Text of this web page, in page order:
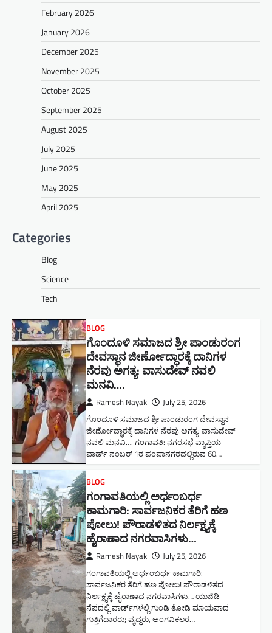
February 2026
January 2026
December 2025
November 2025
October 2025
September 2025
August 2025
July 2025
June 2025
May 2025
April 2025
Categories
Blog
Science
Tech
BLOG
ಗೊಂದೂಳಿ ಸಮಾಜದ ಶ್ರೀ ಪಾಂಡುರಂಗ
ದೇವಸ್ಥಾನ ಜೀರ್ಣೋದ್ಧಾರಕ್ಕೆ ದಾನಿಗಳ
ನೆರವು ಅಗತ್ಯ: ವಾಸುದೇವ್ ನವಲಿ
ಮನವಿ​….
Ramesh Nayak July 25, 2026
ಗೊಂದೂಳಿ ಸಮಾಜದ ಶ್ರೀ ಪಾಂಡುರಂಗ ದೇವಸ್ಥಾನ
ಜೀರ್ಣೋದ್ಧಾರಕ್ಕೆ ದಾನಿಗಳ ನೆರವು ಅಗತ್ಯ: ವಾಸುದೇವ್
ನವಲಿ ಮನವಿ​…. ಗಂಗಾವತಿ: ​ನಗರಸಭೆ ವ್ಯಾಪ್ತಿಯ
ವಾರ್ಡ್ ನಂಬರ್ 1ರ ಪಂಪಾನಗರದಲ್ಲಿರುವ 60…
BLOG
ಗಂಗಾವತಿಯಲ್ಲಿ ಅರ್ಧಂಬರ್ಧ
ಕಾಮಗಾರಿ: ಸಾರ್ವಜನಿಕರ ತೆರಿಗೆ ಹಣ
ಪೋಲು! ಪೌರಾಡಳಿತದ ನಿರ್ಲಕ್ಷ್ಯಕ್ಕೆ
ಹೈರಾಣಾದ ನಗರವಾಸಿಗಳು​…
Ramesh Nayak July 25, 2026
ಗಂಗಾವತಿಯಲ್ಲಿ ಅರ್ಧಂಬರ್ಧ ಕಾಮಗಾರಿ:
ಸಾರ್ವಜನಿಕರ ತೆರಿಗೆ ಹಣ ಪೋಲು! ಪೌರಾಡಳಿತದ
ನಿರ್ಲಕ್ಷ್ಯಕ್ಕೆ ಹೈರಾಣಾದ ನಗರವಾಸಿಗಳು​… ಯುಜಿಡಿ
ನೆಪದಲ್ಲಿ ವಾರ್ಡ್‌ಗಳಲ್ಲಿ ಗುಂಡಿ ತೋಡಿ ಮಾಯವಾದ
ಗುತ್ತಿಗೆದಾರರು; ವೃದ್ಧರು, ಅಂಗವಿಕಲರ…